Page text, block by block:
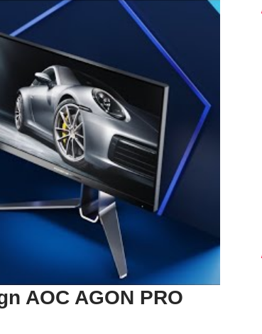
AOC AGON PRO